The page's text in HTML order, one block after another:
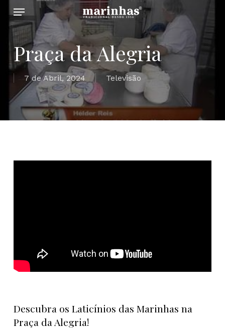
Skip
main
content
Menu
Praça da Alegria
7 de Abril, 2024 Televisão
Descubra os Laticínios das Marinhas na
Praça da Alegria!